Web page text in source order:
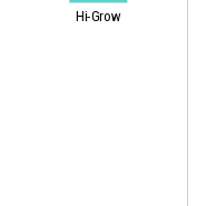
Hi-Grow